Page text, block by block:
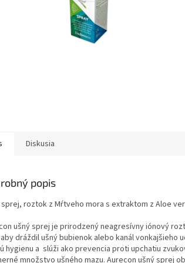
Diskusia
popis
sprej, roztok z Mŕtveho mora s extraktom z Aloe
ušný sprej je prirodzený neagresívny iónový
dráždil ušný bubienok alebo kanál vonkajšieho
hygienu a slúži ako prevencia proti upchatiu
množstvo ušného mazu. Aurecon ušný sprej